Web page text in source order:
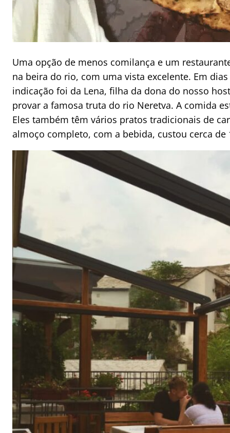
Uma opção de menos comilança e um
na beira do rio, com uma vista excelente. Em
indicação foi da Lena, filha da dona do nosso
provar a famosa truta do rio Neretva. A comida
Eles também têm vários pratos tradicionais de
almoço completo, com a bebida, custou cerca de